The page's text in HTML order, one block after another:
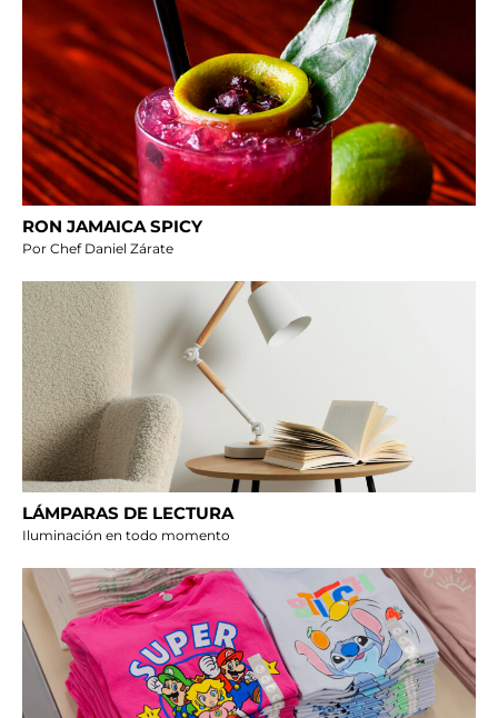
RON JAMAICA SPICY
Por Chef Daniel Zárate
LÁMPARAS DE LECTURA
Iluminación en todo momento